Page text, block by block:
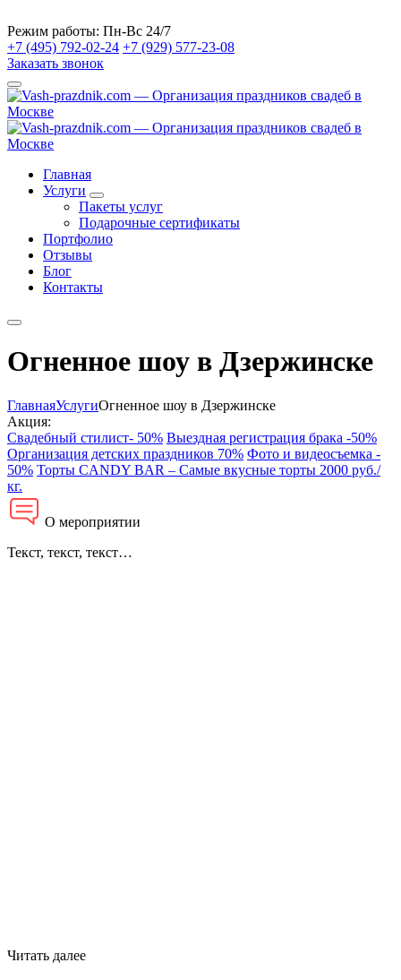
Режим работы: Пн-Вс 24/7
+7 (495) 792-02-24 +7 (929) 577-23-08
Заказать звонок
Главная
Услуги
Пакеты услуг
Подарочные сертификаты
Портфолио
Отзывы
Блог
Контакты
Огненное шоу в Дзержинске
ГлавнаяУслугиОгненное шоу в Дзержинске
Акция:
Свадебный стилист- 50% Выездная регистрация брака -50%
Организация детских праздников 70% Фото и видеосъемка -
50% Торты CANDY BAR – Самые вкусные торты 2000 руб./
кг.
О мероприятии
Текст, текст, текст…
Читать далее